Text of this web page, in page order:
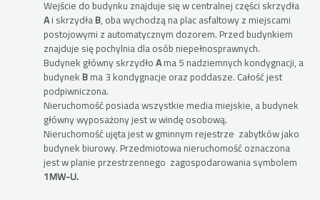
Wejście do budynku znajduje się w centralnej części skrzydła
Ai skrzydłaB, oba wychodzą na plac asfaltowy z miejscami
postojowymi z automatycznym dozorem. Przed budynkiem
znajduje się pochylnia dla osób niepełnosprawnych.
Budynek główny skrzydłoAma 5 nadziemnych kondygnacji, a
budynekBma 3 kondygnacje oraz poddasze. Całość jest
podpiwniczona.
Nieruchomość posiada wszystkie media miejskie, a budynek
główny wyposażony jest w windę osobową.
Nieruchomość ujęta jest w gminnym rejestrze zabytków jako
budynek biurowy. Przedmiotowa nieruchomość oznaczona
jest w planie przestrzennego zagospodarowania symbolem
1MW-U.